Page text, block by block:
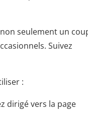
seulement un
Suivez
:
dirigé vers la page